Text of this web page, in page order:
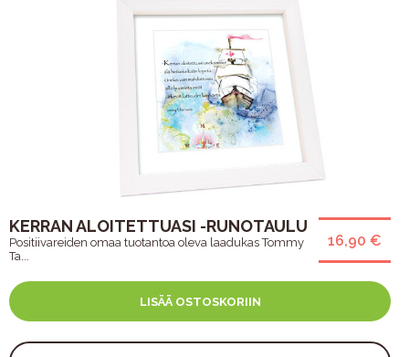
16,90 €
KERRAN ALOITETTUASI -RUNOTAULU
Positiivareiden omaa tuotantoa oleva laadukas Tommy
Ta...
LISÄÄ OSTOSKORIIN